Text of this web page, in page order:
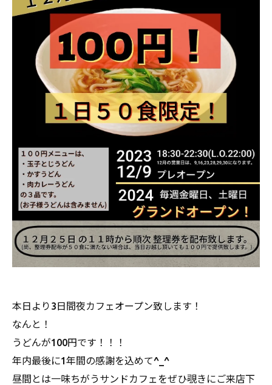
本日より3日間夜カフェオープン致します！
なんと！
うどんが100円です！！！
年内最後に1年間の感謝を込めて^_^
昼間とは一味ちがうサンドカフェをぜひ覗きにご来店下